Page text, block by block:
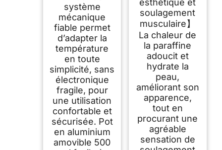
système
mécanique
fiable permet
d’adapter la
température
en toute
simplicité, sans
électronique
fragile, pour
une utilisation
confortable et
sécurisée. Pot
en aluminium
amovible 500
esthétique et
soulagement
musculaire】
La chaleur de
la paraffine
adoucit et
hydrate la
peau,
améliorant son
apparence,
tout en
procurant une
agréable
sensation de